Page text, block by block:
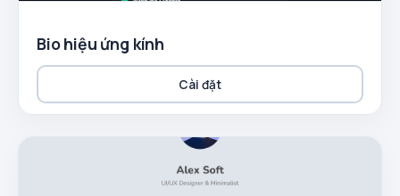
Bio hiệu ứng kính
Cài đặt